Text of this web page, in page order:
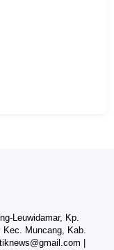
Leuwidamar, Kp.
Kec. Muncang, Kab.